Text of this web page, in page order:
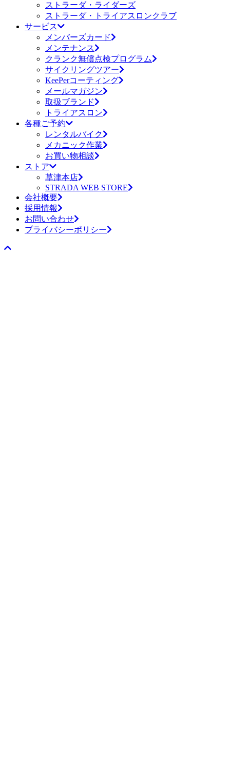
ストラーダ・ライダーズ
ストラーダ・トライアスロンクラブ
サービス
メンバーズカード
メンテナンス
クランク無償点検プログラム
サイクリングツアー
KeePerコーティング
メールマガジン
取扱ブランド
トライアスロン
各種ご予約
レンタルバイク
メカニック作業
お買い物相談
ストア
草津本店
STRADA WEB STORE
会社概要
採用情報
お問い合わせ
プライバシーポリシー